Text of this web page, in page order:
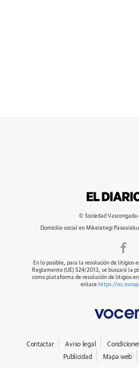
© Sociedad Vascongada
Domicilio social en Mikeletegi
En lo posible, para la resolución de litigios
Reglamento (UE) 524/2013, se buscará la
como plataforma de resolución de litigios
enlace https://
Contactar Aviso legal
Publicidad
Mapa web